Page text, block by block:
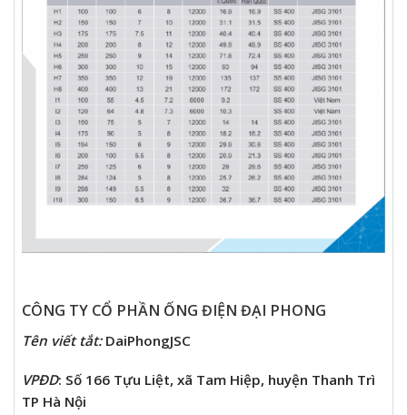
CÔNG TY CỔ PHẦN ỐNG ĐIỆN ĐẠI PHONG
Tên viết tắt: DaiPhongJSC
VPĐD: Số 166 Tựu Liệt, xã Tam Hiệp, huyện Thanh Trì
TP Hà Nội